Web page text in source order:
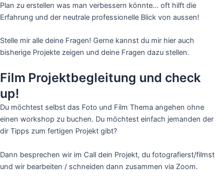
Plan zu erstellen was man verbessern könnte… oft hilft die
Erfahrung und der neutrale professionelle Blick von aussen!
Stelle mir alle deine Fragen! Gerne kannst du mir hier auch
bisherige Projekte zeigen und deine Fragen dazu stellen.
Film Projektbegleitung und check
up!
Du möchtest selbst das Foto und Film Thema angehen ohne
einen workshop zu buchen. Du möchtest einfach jemanden der
dir Tipps zum fertigen Projekt gibt?
Dann besprechen wir im Call dein Projekt, du fotografierst/filmst
und wir bearbeiten / schneiden dann zusammen via Zoom.